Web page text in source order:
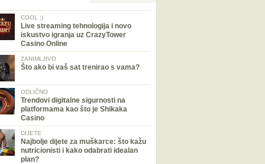
COOL ;)
Live streaming tehnologija i novo
iskustvo igranja uz CrazyTower
Casino Online
ZANIMLJIVO
Što ako bi vaš sat trenirao s vama?
ODLIČNO
Trendovi digitalne sigurnosti na
platformama kao što je Shikaka
Casino
DIJETE
Najbolje dijete za muškarce: što kažu
nutricionisti i kako odabrati idealan
plan?